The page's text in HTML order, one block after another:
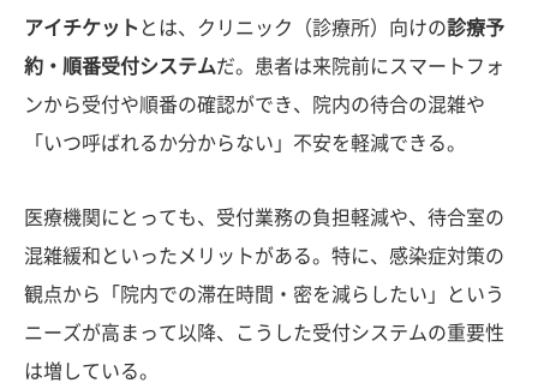
アイチケット とは、クリニック（診療所）向けの診療予
約・順番受付システムだ。患者は来院前にスマートフォ
ンから受付や順番の確認ができ、院内の待合の混雑や
「いつ呼ばれるか分からない」不安を軽減できる。
医療機関にとっても、受付業務の負担軽減や、待合室の
混雑緩和といったメリットがある。特に、感染症対策の
観点から「院内での滞在時間・密を減らしたい」という
ニーズが高まって以降、こうした受付システムの重要性
は増している。